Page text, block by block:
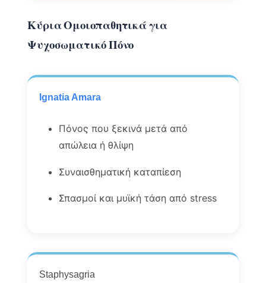
Κύρια Ομοιοπαθητικά για
Ψυχοσωματικό Πόνο
Ignatia Amara
Πόνος που ξεκινά μετά από
απώλεια ή θλίψη
Συναισθηματική καταπίεση
Σπασμοί και μυϊκή τάση από stress
Staphysagria